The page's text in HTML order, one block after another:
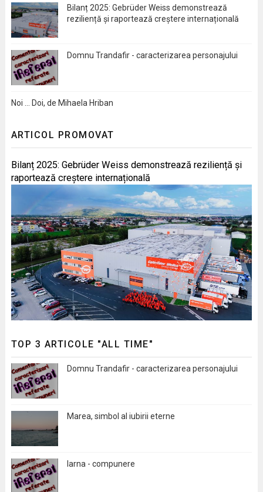
Bilanț 2025: Gebrüder Weiss demonstrează
reziliență și raportează creștere internațională
Domnu Trandafir - caracterizarea personajului
Noi … Doi, de Mihaela Hriban
ARTICOL PROMOVAT
Bilanț 2025: Gebrüder Weiss demonstrează reziliență și
raportează creștere internațională
TOP 3 ARTICOLE "ALL TIME"
Domnu Trandafir - caracterizarea personajului
Marea, simbol al iubirii eterne
Iarna - compunere